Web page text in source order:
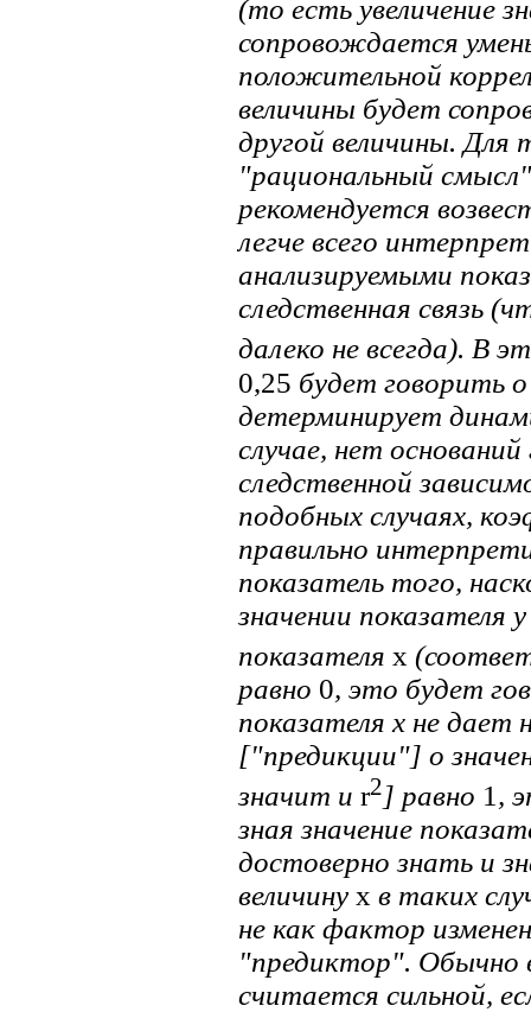
(то есть увеличение
сопровождается
положительной
величины будет
другой величины.
"рациональный
рекомендуется
легче всего
анализируемыми
следственная связь
далеко не всегда). В
0,25 будет говорить
детерминирует
случае, нет
следственной
подобных случаях,
правильно
показатель того,
значении показателя
показателя х
равно 0, это будет
показателя х не
["предикции"] о
значит и r2] равно 1 ,
зная значение
достоверно знать и
величину х в таких
не как фактор
"предиктор". Обычно
считается сильной,